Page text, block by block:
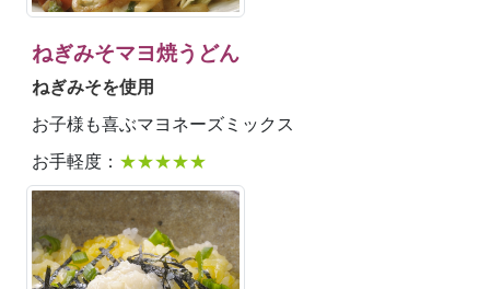
ねぎみそマヨ焼うどん
ねぎみそを使用
お子様も喜ぶマヨネーズミックス
お手軽度： ★★★★★